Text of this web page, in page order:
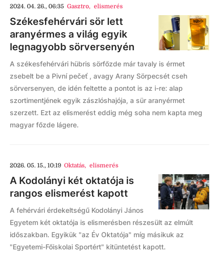
2024. 04. 26., 06:35 Gasztro, elismerés
Székesfehérvári sör lett
aranyérmes a világ egyik
legnagyobb sörversenyén
A székesfehérvári hübris sörfőzde már tavaly is érmet
zsebelt be a Pivní pečeť , avagy Arany Sörpecsét cseh
sörversenyen, de idén feltette a pontot is az i-re: alap
szortimentjének egyik zászlóshajója, a sür aranyérmet
szerzett. Ezt az elismerést eddig még soha nem kapta meg
magyar főzde lágere.
2026. 05. 15., 10:19 Oktatás, elismerés
A Kodolányi két oktatója is
rangos elismerést kapott
A fehérvári érdekeltségű Kodolányi János
Egyetem két oktatója is elismerésben részesült az elmúlt
időszakban. Egyikük "az Év Oktatója" míg másikuk az
"Egyetemi-Főiskolai Sportért" kitüntetést kapott.